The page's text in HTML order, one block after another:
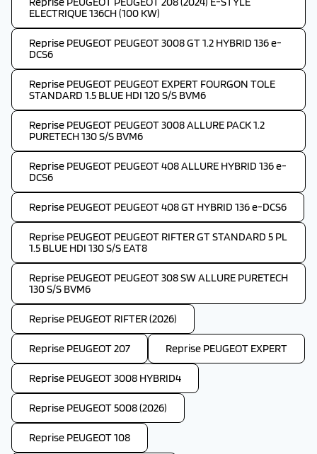
ELECTRIQUE 136CH (100 KW)
Reprise PEUGEOT PEUGEOT 3008 GT 1.2 HYBRID 136 e-
DCS6
Reprise PEUGEOT PEUGEOT EXPERT FOURGON TOLE
STANDARD 1.5 BLUE HDI 120 S/S BVM6
Reprise PEUGEOT PEUGEOT 3008 ALLURE PACK 1.2
PURETECH 130 S/S BVM6
Reprise PEUGEOT PEUGEOT 408 ALLURE HYBRID 136 e-
DCS6
Reprise PEUGEOT PEUGEOT 408 GT HYBRID 136 e-DCS6
Reprise PEUGEOT PEUGEOT RIFTER GT STANDARD 5 PL
1.5 BLUE HDI 130 S/S EAT8
Reprise PEUGEOT PEUGEOT 308 SW ALLURE PURETECH
130 S/S BVM6
Reprise PEUGEOT RIFTER (2026)
Reprise PEUGEOT 207 Reprise PEUGEOT EXPERT
Reprise PEUGEOT 3008 HYBRID4
Reprise PEUGEOT 5008 (2026)
Reprise PEUGEOT 108